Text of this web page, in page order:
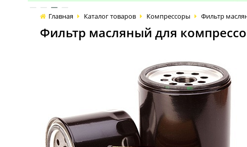
Главная Каталог товаров Компрессоры Фильтр
Фильтр масляный для